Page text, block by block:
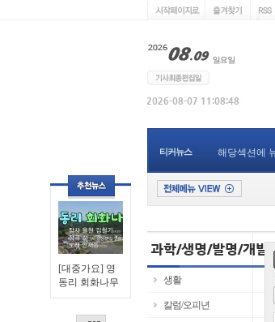
[대중가요] 영
동리 회화나무
티커뉴스 해당섹션에
생활
칼럼/오피년